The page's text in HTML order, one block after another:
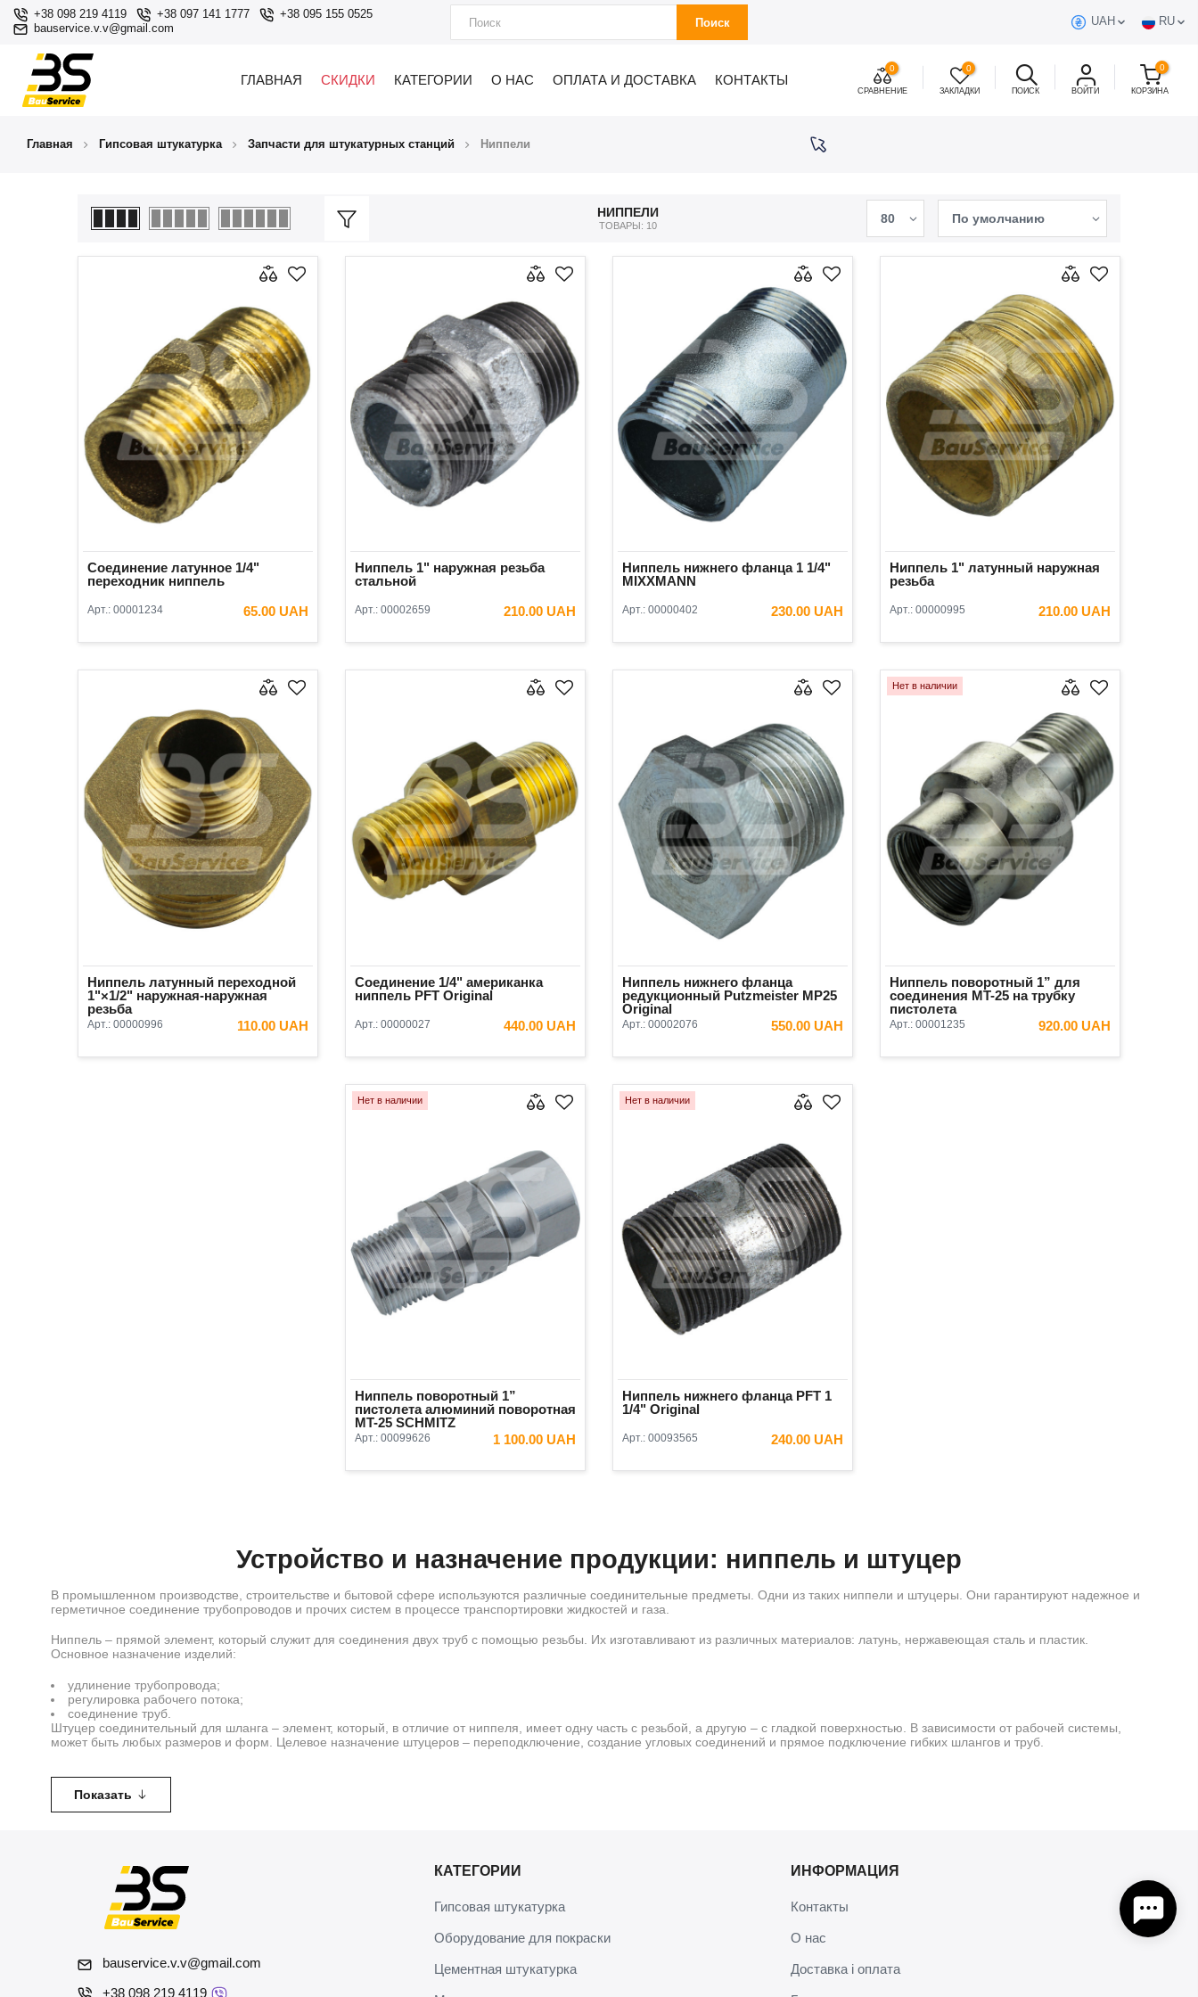
+38 098 219 4119 +38 097 141 1777
+38 095 155 0525
bauservice.v.v@gmail.com
Поиск UAH RU
ГЛАВНАЯ СКИДКИ КАТЕГОРИИ О НАС ОПЛАТА И ДОСТАВКА КОНТАКТЫ
0
СРАВНЕНИЕ
0
ЗАКЛАДКИ ПОИСК ВОЙТИ
0
КОРЗИНА
Главная Гипсовая штукатурка Запчасти для штукатурных станций Ниппели
НИППЕЛИ
ТОВАРЫ: 10 80 По умолчанию
Соединение латунное 1/4"
переходник ниппель
Арт.: 00001234 65.00 UAH
В КОРЗИНУ
Ниппель 1" наружная резьба
стальной
Арт.: 00002659 210.00 UAH
В КОРЗИНУ
Ниппель нижнего фланца 1 1/4"
MIXXMANN
Арт.: 00000402 230.00 UAH
В КОРЗИНУ
Ниппель 1" латунный наружная
резьба
Арт.: 00000995 210.00 UAH
В КОРЗИНУ
Ниппель латунный переходной
1"×1/2" наружная-наружная
резьба
Арт.: 00000996 110.00 UAH
В КОРЗИНУ
Соединение 1/4" американка
ниппель PFT Original
Арт.: 00000027 440.00 UAH
В КОРЗИНУ
Ниппель нижнего фланца
редукционный Putzmeister MP25
Original
Арт.: 00002076 550.00 UAH
В КОРЗИНУ
Нет в наличии
Ниппель поворотный 1” для
соединения МT-25 на трубку
пистолета
Арт.: 00001235 920.00 UAH
Нет в наличии
Ниппель поворотный 1”
пистолета алюминий поворотная
МT-25 SCHMITZ
Арт.: 00099626 1 100.00 UAH
Нет в наличии
Ниппель нижнего фланца PFT 1
1/4" Original
Арт.: 00093565 240.00 UAH
Устройство и назначение продукции: ниппель и штуцер
В промышленном производстве, строительстве и бытовой сфере используются различные соединительные предметы. Одни из таких ниппели и штуцеры. Они гарантируют надежное и
герметичное соединение трубопроводов и прочих систем в процессе транспортировки жидкостей и газа.
Ниппель – прямой элемент, который служит для соединения двух труб с помощью резьбы. Их изготавливают из различных материалов: латунь, нержавеющая сталь и пластик.
Основное назначение изделий:
удлинение трубопровода;
регулировка рабочего потока;
соединение труб.
Штуцер соединительный для шланга – элемент, который, в отличие от ниппеля, имеет одну часть с резьбой, а другую – с гладкой поверхностью. В зависимости от рабочей системы,
может быть любых размеров и форм. Целевое назначение штуцеров – переподключение, создание угловых соединений и прямое подключение гибких шлангов и труб.
Простота совершения монтажных работ.
Разнообразие выбора материалов изделия, размеров и форм.
Прочность.
Устойчивость к коррозии.
Возможность многоразовой эксплуатации.
сельское хозяйство, автомобильную промышленность, строительство, водоснабжение и бытовую сферу.
Показать
bauservice.v.v@gmail.com
+38 098 219 4119
КАТЕГОРИИ
Гипсовая штукатурка
Оборудование для покраски
Цементная штукатурка
ИНФОРМАЦИЯ
Контакты
О нас
Доставка і оплата